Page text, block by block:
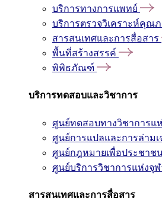
บริการทางการแพทย์
บริการตรวจวิเคราะห์คุณ
สารสนเทศและการสื่อสาร
พื้นที่สร้างสรรค์
พิพิธภัณฑ์
บริการทดสอบและวิชาการ
ศูนย์ทดสอบทางวิชาการแ
ศูนย์การแปลและการล่ามเ
ศูนย์กฎหมายเพื่อประชาช
ศูนย์บริการวิชาการแห่งจุ
สารสนเทศและการสื่อสาร